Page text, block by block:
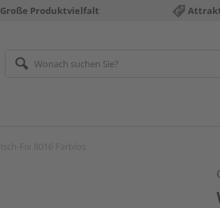
Große Produktvielfalt